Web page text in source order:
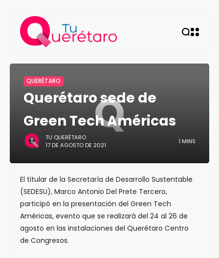
Q
QUERÉTARO
Querétaro sede de
Green Tech Américas
TU QUERÉTARO
17 DE AGOSTO DE 2021
1 MINS
El titular de la Secretaría de Desarrollo Sustentable
(SEDESU), Marco Antonio Del Prete Tercero,
participó en la presentación del Green Tech
Américas, evento que se realizará del 24 al 26 de
agosto en las instalaciones del Querétaro Centro
de Congresos.